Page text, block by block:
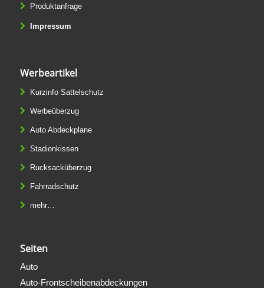
Produktanfrage
Impressum
Werbeartikel
Kurzinfo Sattelschutz
Werbeüberzug
Auto Abdeckplane
Stadionkissen
Rucksacküberzug
Fahrradschutz
mehr…
Seiten
Auto
Auto-Frontscheibenabdeckungen